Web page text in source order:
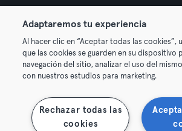
© 2026 Urban Sports Group GmbH. All
Términos y condiciones Privacidad
Rescindir contratos aquí Desistir de
Adaptaremos tu experiencia
Al hacer clic en “Aceptar todas las cookies”,
que las cookies se guarden en su dispositivo
navegación del sitio, analizar el uso del
con nuestros estudios para marketing.
Rechazar todas las
cookies